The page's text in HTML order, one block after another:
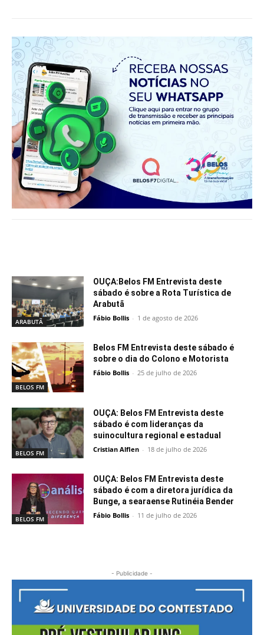
ARABUTÃ
OUÇA:Belos FM Entrevista deste
sábado é sobre a Rota Turística de
Arabutã
Fábio Bollis - 1 de agosto de 2026
BELOS FM
Belos FM Entrevista deste sábado é
sobre o dia do Colono e Motorista
Fábio Bollis - 25 de julho de 2026
BELOS FM
OUÇA: Belos FM Entrevista deste
sábado é com lideranças da
suinocultura regional e estadual
Cristian Alflen - 18 de julho de 2026
BELOS FM
OUÇA: Belos FM Entrevista deste
sábado é com a diretora jurídica da
Bunge, a searaense Rutinéia Bender
Fábio Bollis - 11 de julho de 2026
- Publicidade -